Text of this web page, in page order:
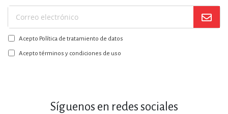
Suscríbase
a
nuestro
boletín:
Acepto Política de tratamiento de datos
Acepto términos y condiciones de uso
Síguenos en redes sociales